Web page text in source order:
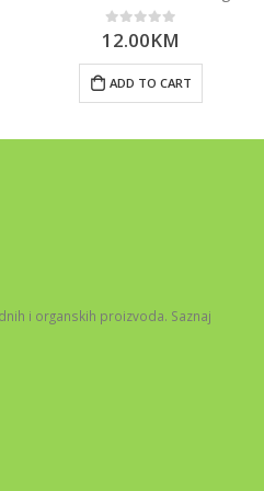
0 out of 5
12.00KM
ADD TO CART
i organskih proizvoda. Saznaj